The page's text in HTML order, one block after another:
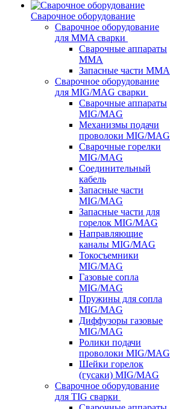
Сварочное оборудование
Сварочное оборудование
для MMA сварки
Сварочные аппараты
MMA
Запасные части MMA
Сварочное оборудование
для MIG/MAG сварки
Сварочные аппараты
MIG/MAG
Механизмы подачи
проволоки MIG/MAG
Сварочные горелки
MIG/MAG
Соединительный
кабель
Запасные части
MIG/MAG
Запасные части для
горелок MIG/MAG
Направляющие
каналы MIG/MAG
Токосъемники
MIG/MAG
Газовые сопла
MIG/MAG
Пружины для сопла
MIG/MAG
Диффузоры газовые
MIG/MAG
Ролики подачи
проволоки MIG/MAG
Шейки горелок
(гусаки) MIG/MAG
Сварочное оборудование
для TIG сварки